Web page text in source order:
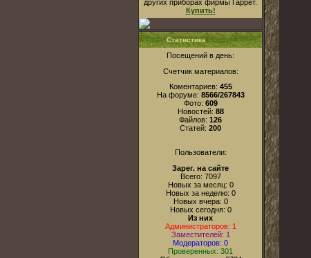
других приборах фирмы Гаррет.
Купить!
Статистика
Посещений в день:
Счетчик материалов:
Коментариев: 455
На форуме: 8566/267843
Фото: 609
Новостей: 88
Файлов: 126
Статей: 200
Пользователи:
Зарег. на сайте
Всего: 7097
Новых за месяц: 0
Новых за неделю: 0
Новых вчера: 0
Новых сегодня: 0
Из них
Администраторов: 1
Заместителей: 1
Модераторов: 0
Проверенных: 301